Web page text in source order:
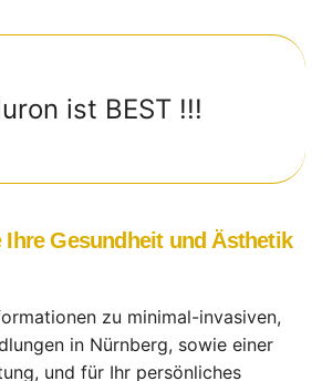
ist BEST !!!
Ihre Gesundheit und Ästhetik
zu minimal-invasiven,
in Nürnberg, sowie einer
und für Ihr persönliches